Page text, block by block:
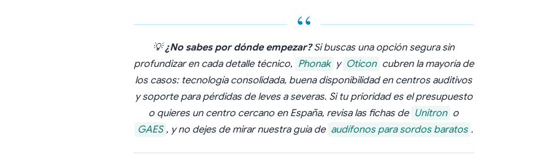
💡¿No sabes por dónde empezar?Si buscas una opción segura sin
profundizar en cada detalle técnico, Phonak y Oticon cubren la mayoría de
los casos: tecnología consolidada, buena disponibilidad en centros auditivos
y soporte para pérdidas de leves a severas. Si tu prioridad es el presupuesto
o quieres un centro cercano en España, revisa las fichas de Unitron o
GAES , y no dejes de mirar nuestra guía de audífonos para sordos baratos .